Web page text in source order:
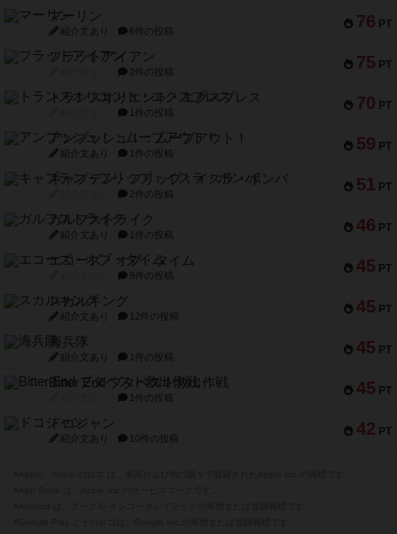
76 PT
マーリン
紹介文あり 6件の投稿
75 PT
フラットアイアン
2件の投稿
70 PT
トランスオリエント・エクスプレス
1件の投稿
59 PT
アンブッシュ！：ムーブアウト！
紹介文あり 1件の投稿
51 PT
キャプテン・フリップ：イスラ・ボンバ
2件の投稿
46 PT
ガルフストライク
紹介文あり 1件の投稿
45 PT
エコーズ・オブ・タイム
8件の投稿
45 PT
スカルキング
紹介文あり 12件の投稿
45 PT
海兵隊
紹介文あり 1件の投稿
45 PT
Bitter End ブタペスト救出作戦
1件の投稿
42 PT
ドコジャン
紹介文あり 10件の投稿